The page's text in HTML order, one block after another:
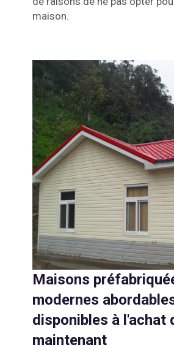
maison.
Maisons
modernes
disponibles à l'achat
maintenant